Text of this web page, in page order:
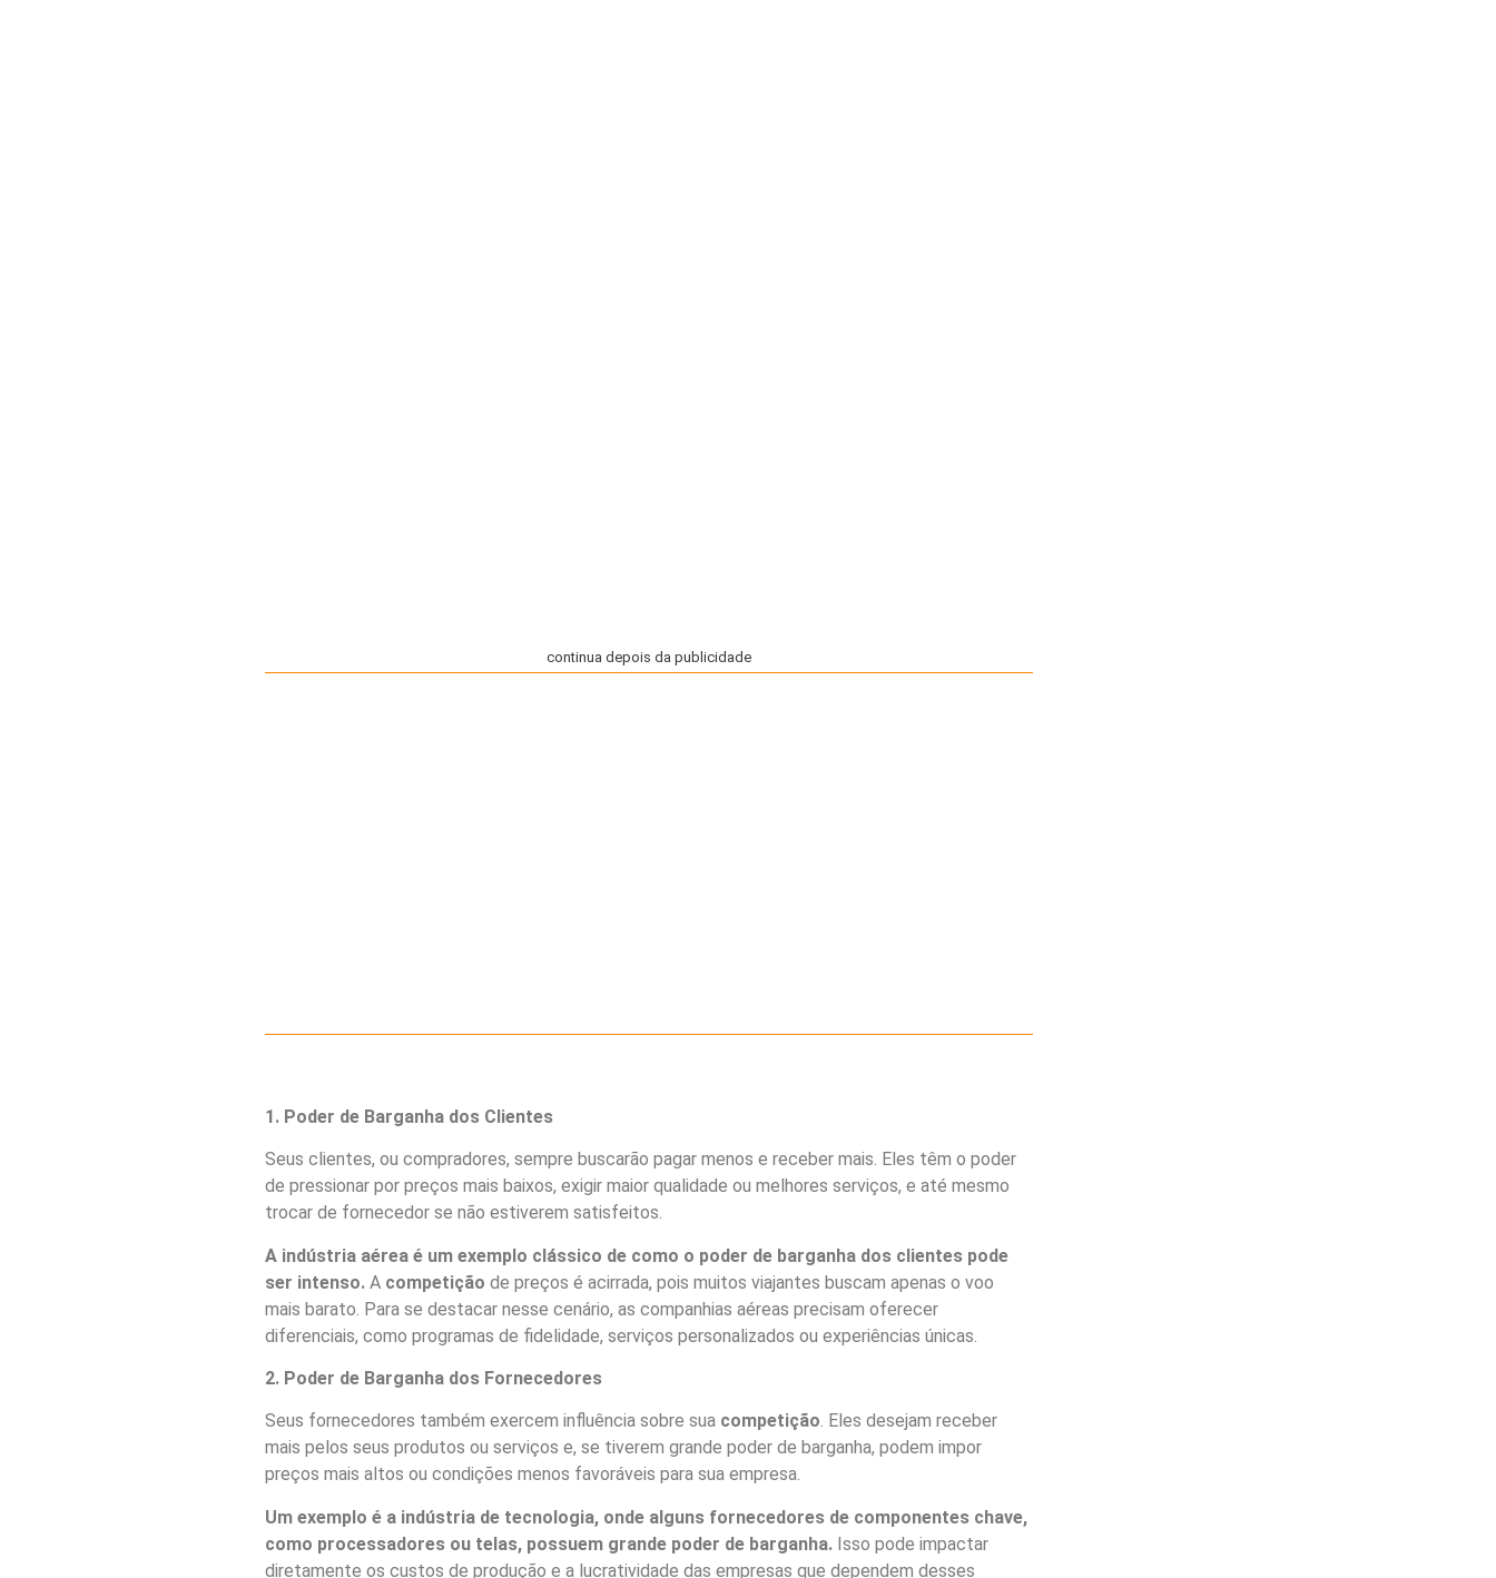
continua depois da publicidade
1. Poder de Barganha dos Clientes
Seus clientes, ou compradores, sempre buscarão pagar menos e receber mais. Eles têm o poder
de pressionar por preços mais baixos, exigir maior qualidade ou melhores serviços, e até mesmo
trocar de fornecedor se não estiverem satisfeitos.
A indústria aérea é um exemplo clássico de como o poder de barganha dos clientes pode
ser intenso.A competição de preços é acirrada, pois muitos viajantes buscam apenas o voo
mais barato. Para se destacar nesse cenário, as companhias aéreas precisam oferecer
diferenciais, como programas de fidelidade, serviços personalizados ou experiências únicas.
2. Poder de Barganha dos Fornecedores
Seus fornecedores também exercem influência sobre sua competição. Eles desejam receber
mais pelos seus produtos ou serviços e, se tiverem grande poder de barganha, podem impor
preços mais altos ou condições menos favoráveis para sua empresa.
Um exemplo é a indústria de tecnologia, onde alguns fornecedores de componentes chave,
como processadores ou telas, possuem grande poder de barganha.Isso pode impactar
diretamente os custos de produção e a lucratividade das empresas que dependem desses